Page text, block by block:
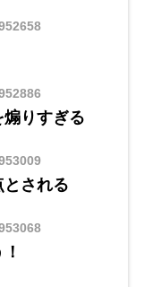
りすぎる
される